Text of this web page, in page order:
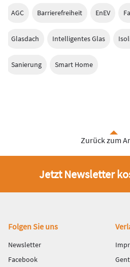
AGC Barrierefreiheit EnEV
Glasdach Intelligentes Glas
Sanierung Smart Home
Zurück zum
Jetzt Newsletter
Fußbereich
Folgen Sie uns
Newsletter
Facebook